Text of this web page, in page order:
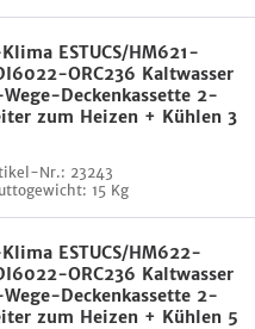
ESTUCS/HM621-
ORC236 Kaltwasser
Deckenkassette 2-
zum Heizen + Kühlen 3
Nr.: 23243
15 Kg
ESTUCS/HM622-
ORC236 Kaltwasser
Deckenkassette 2-
zum Heizen + Kühlen 5